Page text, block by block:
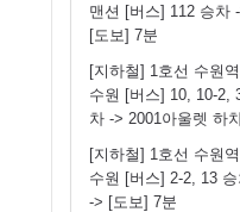
맨션 [버스] 112 승차
[도보] 7분
[지하철] 1호선 수원
수원 [버스] 10, 10-2,
차 -> 2001아울렛 하
[지하철] 1호선 수원
수원 [버스] 2-2, 13
-> [도보] 7분